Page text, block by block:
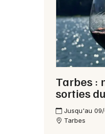
Tarbes :
sorties
Jusqu'au
Tarbes